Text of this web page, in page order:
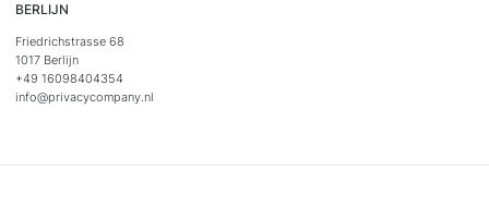
BERLIJN
Friedrichstrasse 68
1017 Berlijn
+49 16098404354
info@privacycompany.nl